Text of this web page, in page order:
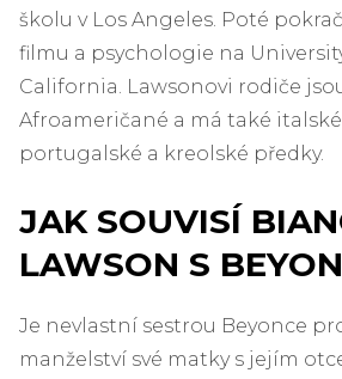
školu v Los Angeles. Poté
filmu a psychologie na
California. Lawsonovi rodiče
Afroameričané a má také
portugalské a kreolské předky.
JAK SOUVISÍ
LAWSON S
Je nevlastní sestrou Beyonce
manželství své matky s jejím